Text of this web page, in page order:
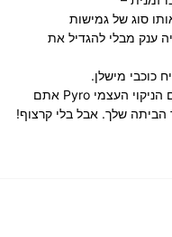
סוג של גמישות
ענק מבלי להגדיל את
כוכבי מישלן.
לשפים יש סטנדרטים גבוהים של ניקיון. עם הניקוי העצמי Pyro אתם
הביתה שלך. אבל בלי קרצוף!